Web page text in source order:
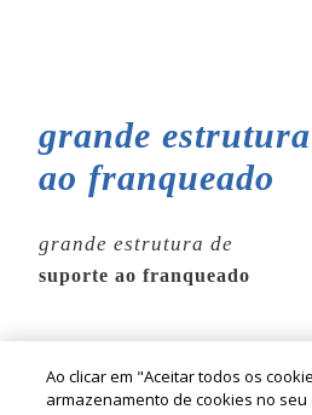
grande
ao franqueado​
grande estrutura de
suporte ao franqueado​
Ao clicar em "Aceitar todos os
armazenamento de cookies no